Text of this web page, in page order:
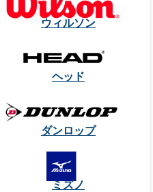
ウィルソン
ヘッド
ダンロップ
ミズノ